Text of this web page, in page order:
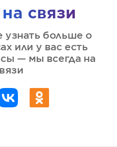
на связи
узнать больше о
или у вас есть
— мы всегда на